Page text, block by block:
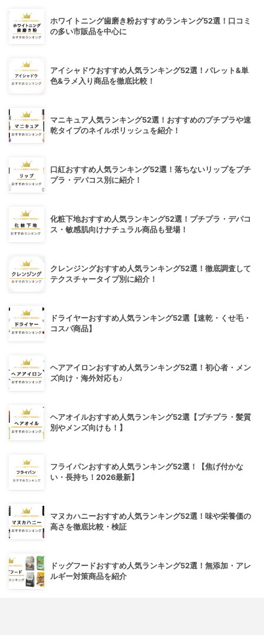
ホワイトニング歯磨き粉おすすめランキング52選！口コミ
の多い市販品を中心に
アイシャドウおすすめ人気ランキング52選！パレット&単
色&ラメ入り商品を徹底比較！
マニキュア人気ランキング52選！おすすめのプチプラや速
乾タイプのネイルポリッシュを紹介！
口紅おすすめ人気ランキング52選！落ちないリップをプチ
プラ・デパコス別に紹介！
化粧下地おすすめ人気ランキング52選！プチプラ・デパコ
ス・敏感肌向けナチュラル商品も登場！
クレンジングおすすめ人気ランキング52選！徹底調査して
テクスチャータイプ別に紹介！
ドライヤーおすすめ人気ランキング52選【速乾・くせ毛・
コスパ商品】
ヘアアイロンおすすめ人気ランキング52選！初心者・メン
ズ向け・海外対応も♪
ヘアオイルおすすめ人気ランキング52選【プチプラ・髪質
別やメンズ向けも！】
フライパンおすすめ人気ランキング52選！【焦げ付かな
い・長持ち！2026最新】
マヌカハニーおすすめ人気ランキング52選！味や栄養価の
高さを徹底比較・検証
ドッグフードおすすめ人気ランキング52選！無添加・アレ
ルギー対策商品を紹介